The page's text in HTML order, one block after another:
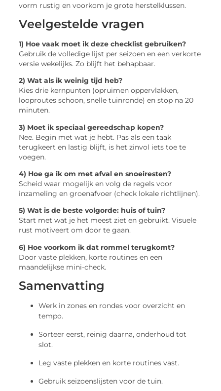
vorm rustig en voorkom je grote herstelklussen.
Veelgestelde vragen
1) Hoe vaak moet ik deze checklist gebruiken?
Gebruik de volledige lijst per seizoen en een verkorte
versie wekelijks. Zo blijft het behapbaar.
2) Wat als ik weinig tijd heb?
Kies drie kernpunten (opruimen oppervlakken,
looproutes schoon, snelle tuinronde) en stop na 20
minuten.
3) Moet ik speciaal gereedschap kopen?
Nee. Begin met wat je hebt. Pas als een taak
terugkeert en lastig blijft, is het zinvol iets toe te
voegen.
4) Hoe ga ik om met afval en snoeiresten?
Scheid waar mogelijk en volg de regels voor
inzameling en groenafvoer (check lokale richtlijnen).
5) Wat is de beste volgorde: huis of tuin?
Start met wat je het meest ziet en gebruikt. Visuele
rust motiveert om door te gaan.
6) Hoe voorkom ik dat rommel terugkomt?
Door vaste plekken, korte routines en een
maandelijkse mini-check.
Samenvatting
Werk in zones en rondes voor overzicht en
tempo.
Sorteer eerst, reinig daarna, onderhoud tot
slot.
Leg vaste plekken en korte routines vast.
Gebruik seizoenslijsten voor de tuin.